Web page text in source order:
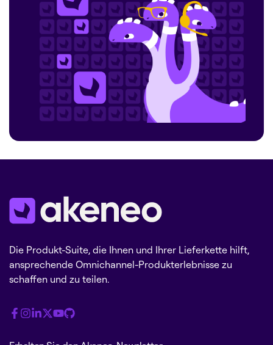
Die Produkt-Suite, die Ihnen und Ihrer Lieferkette hilft,
ansprechende Omnichannel-Produkterlebnisse zu
schaffen und zu teilen.